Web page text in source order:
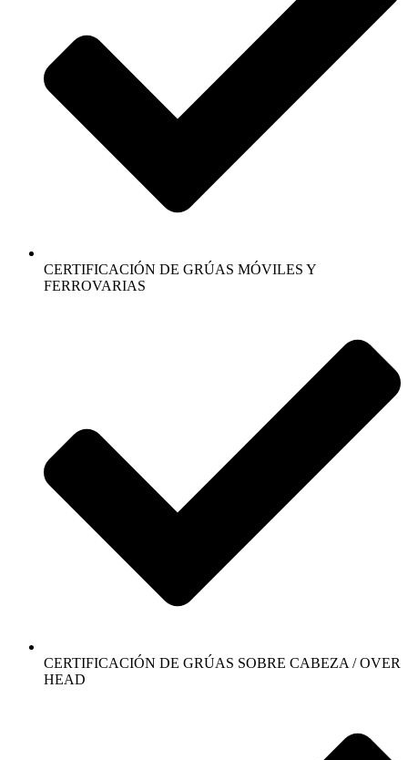
CERTIFICACIÓN DE GRÚAS MÓVILES Y
FERROVARIAS
CERTIFICACIÓN DE GRÚAS SOBRE CABEZA / OVER
HEAD